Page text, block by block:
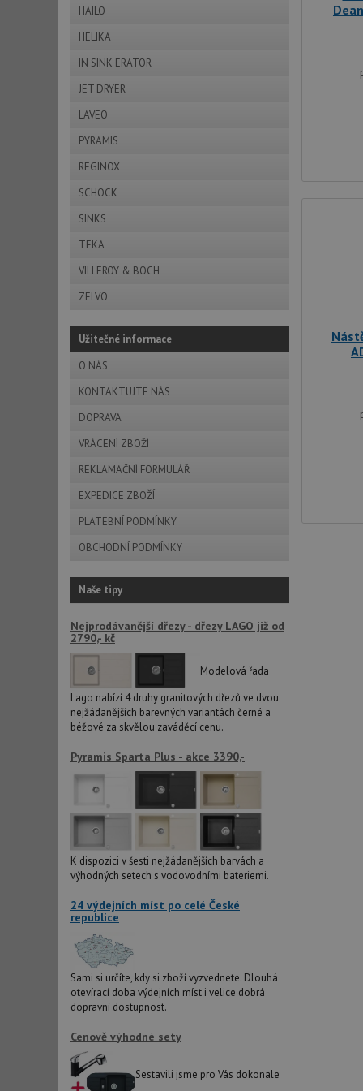
HAILO
HELIKA
IN SINK ERATOR
JET DRYER
LAVEO
PYRAMIS
REGINOX
SCHOCK
SINKS
TEKA
VILLEROY & BOCH
ZELVO
Užitečné informace
O NÁS
KONTAKTUJTE NÁS
DOPRAVA
VRÁCENÍ ZBOŽÍ
REKLAMAČNÍ FORMULÁŘ
EXPEDICE ZBOŽÍ
PLATEBNÍ PODMÍNKY
OBCHODNÍ PODMÍNKY
Naše tipy
Nejprodávanější dřezy - dřezy LAGO již od
2790,- kč
Modelová řada
Lago nabízí 4 druhy granitových dřezů ve dvou
nejžádanějších barevných variantách černé a
béžové za skvělou zaváděcí cenu.
Pyramis Sparta Plus - akce 3390,-
K dispozici v šesti nejžádanějších barvách a
výhodných setech s vodovodními bateriemi.
24 výdejních míst po celé České
republice
Sami si určíte, kdy si zboží vyzvednete. Dlouhá
otevírací doba výdejních míst i velice dobrá
dopravní dostupnost.
Cenově výhodné sety
Sestavili jsme pro Vás dokonale
Nezbytně nutné
IDE